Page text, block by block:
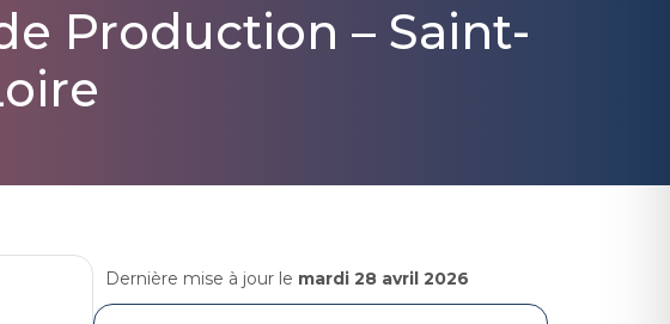
Production – Saint-
Dernière mise à jour le mardi 28 avril 2026